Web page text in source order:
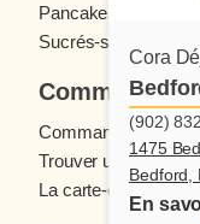
Cora
(902)
1475
Bedford,
En
Pancakes
Sucrés-salés
Commander
Commande en ligne
Trouver un
La carte-cadeau